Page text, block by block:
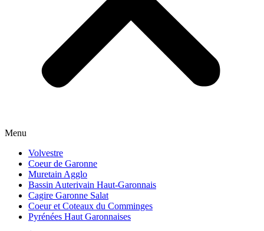
Menu
Volvestre
Coeur de Garonne
Muretain Agglo
Bassin Auterivain Haut-Garonnais
Cagire Garonne Salat
Coeur et Coteaux du Comminges
Pyrénées Haut Garonnaises